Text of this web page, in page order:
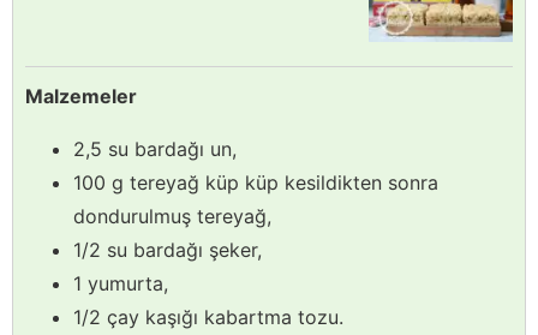
Malzemeler
2,5 su bardağı un,
100 g tereyağ küp küp kesildikten sonra
dondurulmuş tereyağ,
1/2 su bardağı şeker,
1 yumurta,
1/2 çay kaşığı kabartma tozu.